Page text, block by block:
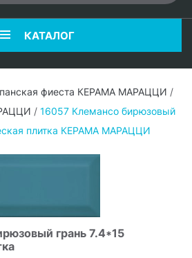
КАТАЛОГ
фиеста КЕРАМА МАРАЦЦИ /
/ 16057 Клемансо бирюзовый
плитка КЕРАМА МАРАЦЦИ
грань 7.4*15